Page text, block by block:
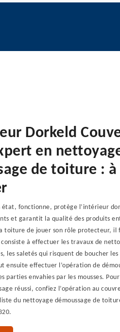
Dorkeld
en
de toiture : à
fonctionne, protège l’intérieur
et garantit la qualité des produits
toiture de jouer son rôle protecteur, il
à effectuer les travaux de
les saletés qui risquent de boucher
ensuite effectuer l’opération de
parties envahies par les mousses.
réussi, confiez l’opération au
du nettoyage démoussage de